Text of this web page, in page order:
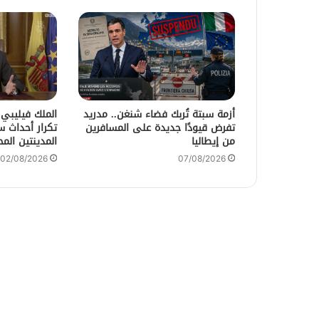
أزمة سبتة تُربك فضاء شنغن.. مدريد
تفرض قيودًا جديدة على المسافرين
من إيطاليا
07/08/2026
الملك
تكرار
المدينتين
02/08/2026